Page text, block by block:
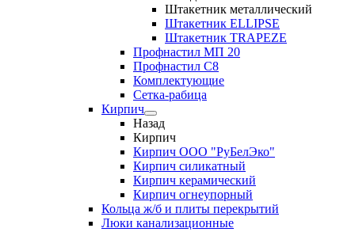
Штакетник металлический
Штакетник ELLIPSE
Штакетник TRAPEZE
Профнастил МП 20
Профнастил С8
Комплектующие
Сетка-рабица
Кирпич
Назад
Кирпич
Кирпич ООО "РуБелЭко"
Кирпич силикатный
Кирпич керамический
Кирпич огнеупорный
Кольца ж/б и плиты перекрытий
Люки канализационные